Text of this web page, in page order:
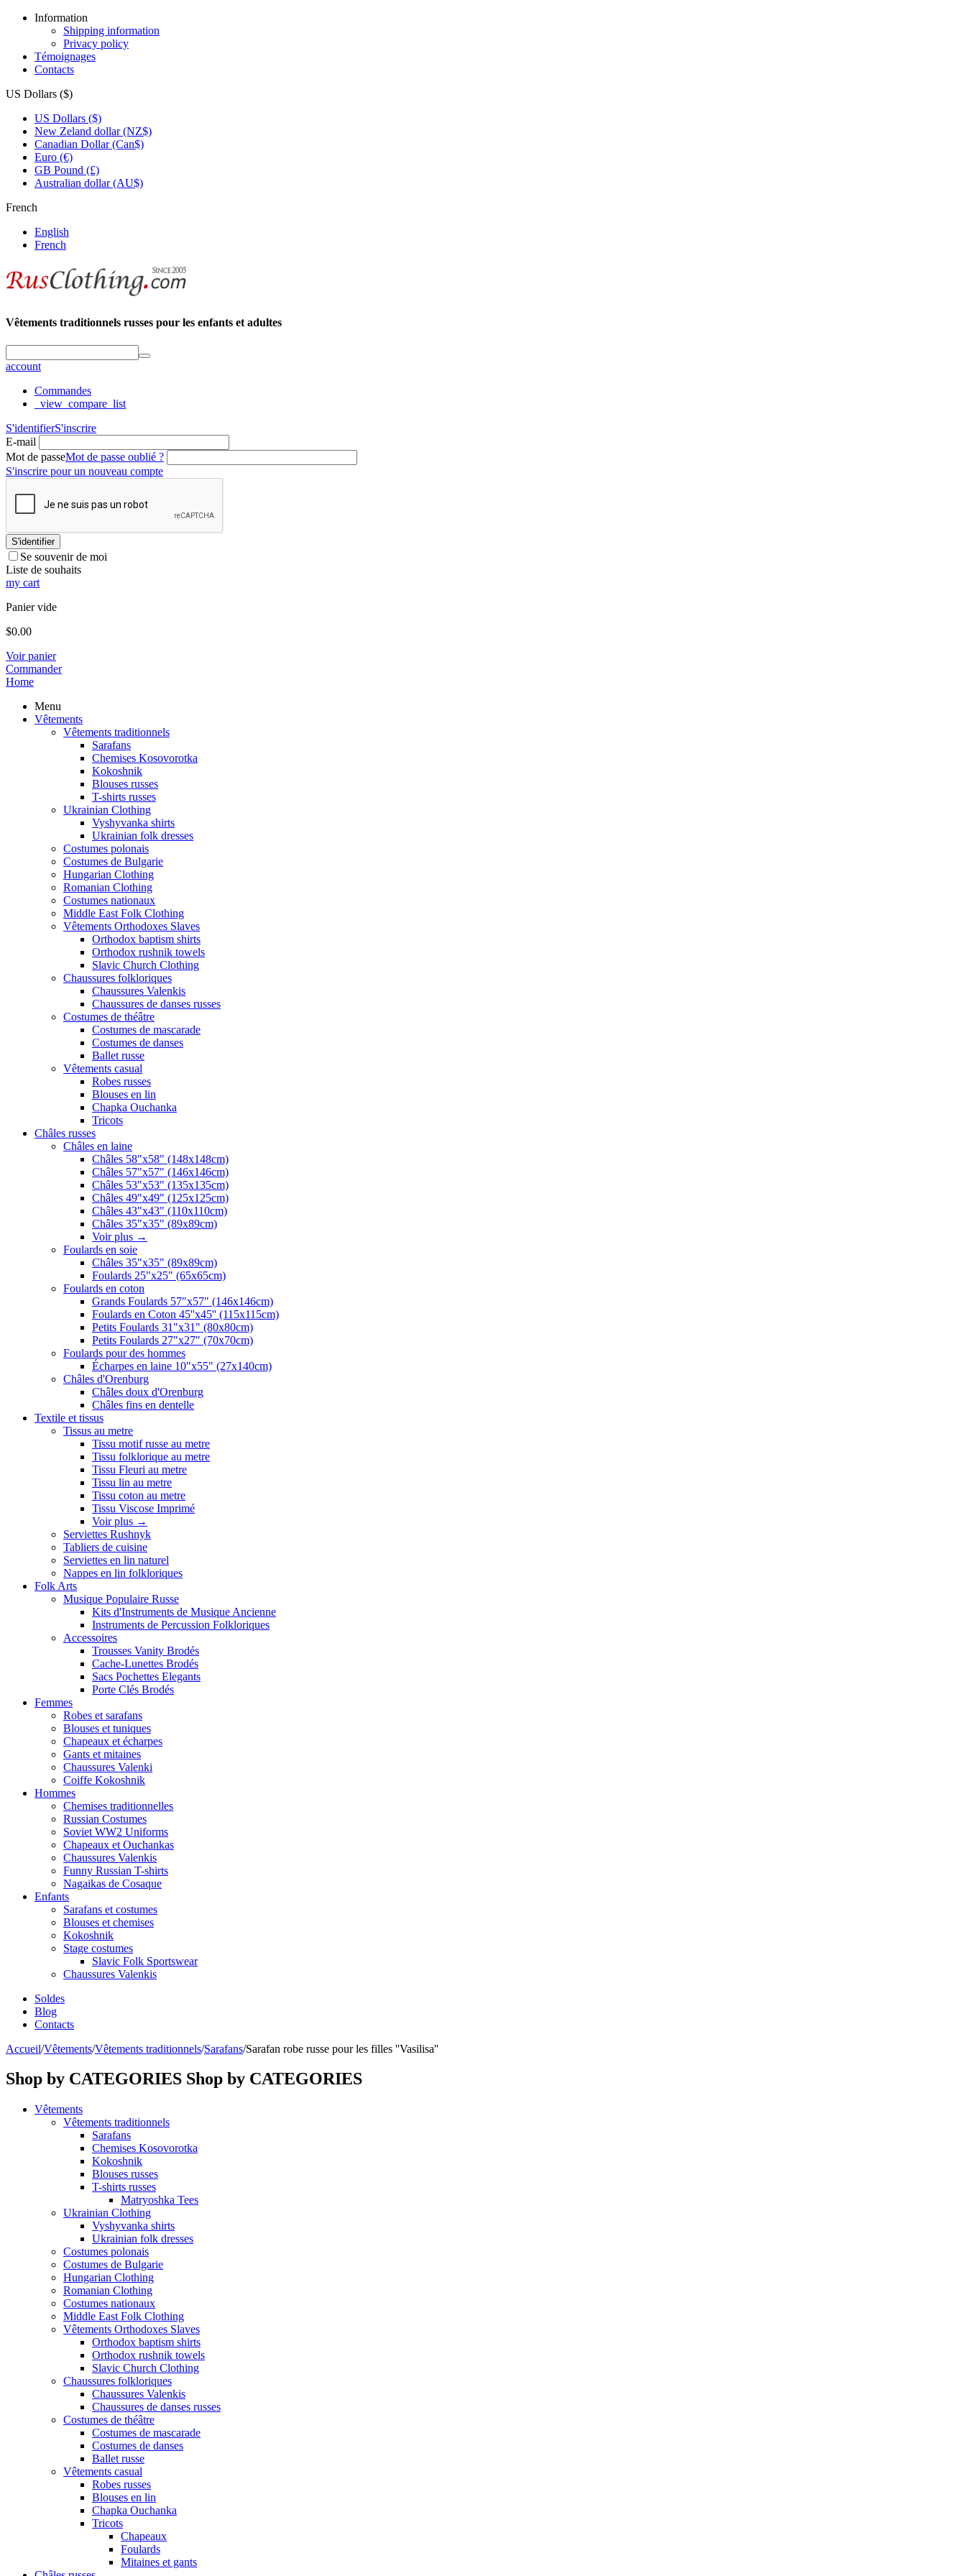
Information
Shipping information
Privacy policy
Témoignages
Contacts
US Dollars ($)
US Dollars ($)
New Zeland dollar (NZ$)
Canadian Dollar (Can$)
Euro (€)
GB Pound (£)
Australian dollar (AU$)
French
English
French
Vêtements traditionnels russes pour les enfants et adultes
account
Commandes
_view_compare_list
S'identifierS'inscrire
E-mail
Mot de passeMot de passe oublié ?
S'inscrire pour un nouveau compte
S'identifier
Se souvenir de moi
Liste de souhaits
my cart
Panier vide
$0.00
Voir panier
Commander
Home
Menu
Vêtements
Vêtements traditionnels
Sarafans
Chemises Kosovorotka
Kokoshnik
Blouses russes
T-shirts russes
Ukrainian Clothing
Vyshyvanka shirts
Ukrainian folk dresses
Costumes polonais
Costumes de Bulgarie
Hungarian Clothing
Romanian Clothing
Costumes nationaux
Middle East Folk Clothing
Vêtements Orthodoxes Slaves
Orthodox baptism shirts
Orthodox rushnik towels
Slavic Church Clothing
Chaussures folkloriques
Chaussures Valenkis
Chaussures de danses russes
Costumes de théâtre
Costumes de mascarade
Costumes de danses
Ballet russe
Vêtements casual
Robes russes
Blouses en lin
Chapka Ouchanka
Tricots
Châles russes
Châles en laine
Châles 58"x58" (148x148cm)
Châles 57"x57" (146x146cm)
Châles 53"x53" (135x135cm)
Châles 49"x49" (125x125cm)
Châles 43"x43" (110x110cm)
Châles 35"x35" (89x89cm)
Voir plus →
Foulards en soie
Châles 35"x35" (89x89cm)
Foulards 25"x25" (65x65cm)
Foulards en coton
Grands Foulards 57"x57" (146x146cm)
Foulards en Coton 45''x45'' (115x115cm)
Petits Foulards 31"x31" (80x80cm)
Petits Foulards 27"x27" (70x70cm)
Foulards pour des hommes
Écharpes en laine 10"x55" (27x140cm)
Châles d'Orenburg
Châles doux d'Orenburg
Châles fins en dentelle
Textile et tissus
Tissus au metre
Tissu motif russe au metre
Tissu folklorique au metre
Tissu Fleuri au metre
Tissu lin au metre
Tissu coton au metre
Tissu Viscose Imprimé
Voir plus →
Serviettes Rushnyk
Tabliers de cuisine
Serviettes en lin naturel
Nappes en lin folkloriques
Folk Arts
Musique Populaire Russe
Kits d'Instruments de Musique Ancienne
Instruments de Percussion Folkloriques
Accessoires
Trousses Vanity Brodés
Cache-Lunettes Brodés
Sacs Pochettes Elegants
Porte Clés Brodés
Femmes
Robes et sarafans
Blouses et tuniques
Chapeaux et écharpes
Gants et mitaines
Chaussures Valenki
Coiffe Kokoshnik
Hommes
Chemises traditionnelles
Russian Costumes
Soviet WW2 Uniforms
Chapeaux et Ouchankas
Chaussures Valenkis
Funny Russian T-shirts
Nagaikas de Cosaque
Enfants
Sarafans et costumes
Blouses et chemises
Kokoshnik
Stage costumes
Slavic Folk Sportswear
Chaussures Valenkis
Soldes
Blog
Contacts
Accueil/Vêtements/Vêtements traditionnels/Sarafans/Sarafan robe russe pour les filles ''Vasilisa''
Shop by CATEGORIES Shop by CATEGORIES
Vêtements
Vêtements traditionnels
Sarafans
Chemises Kosovorotka
Kokoshnik
Blouses russes
T-shirts russes
Matryoshka Tees
Ukrainian Clothing
Vyshyvanka shirts
Ukrainian folk dresses
Costumes polonais
Costumes de Bulgarie
Hungarian Clothing
Romanian Clothing
Costumes nationaux
Middle East Folk Clothing
Vêtements Orthodoxes Slaves
Orthodox baptism shirts
Orthodox rushnik towels
Slavic Church Clothing
Chaussures folkloriques
Chaussures Valenkis
Chaussures de danses russes
Costumes de théâtre
Costumes de mascarade
Costumes de danses
Ballet russe
Vêtements casual
Robes russes
Blouses en lin
Chapka Ouchanka
Tricots
Chapeaux
Foulards
Mitaines et gants